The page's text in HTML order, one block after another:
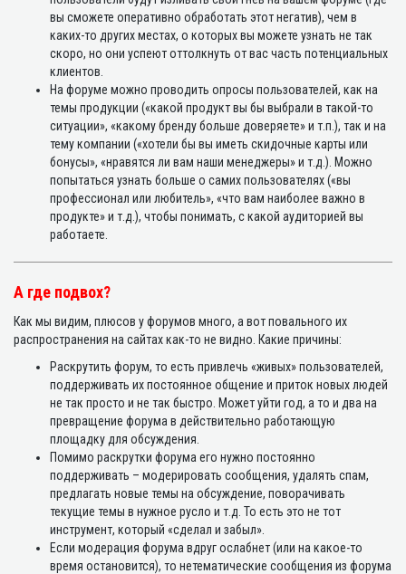
вы сможете оперативно обработать этот негатив), чем в
каких-то других местах, о которых вы можете узнать не так
скоро, но они успеют оттолкнуть от вас часть потенциальных
клиентов.
На форуме можно проводить опросы пользователей, как на
темы продукции («какой продукт вы бы выбрали в такой-то
ситуации», «какому бренду больше доверяете» и т.п.), так и на
тему компании («хотели бы вы иметь скидочные карты или
бонусы», «нравятся ли вам наши менеджеры» и т.д.). Можно
попытаться узнать больше о самих пользователях («вы
профессионал или любитель», «что вам наиболее важно в
продукте» и т.д.), чтобы понимать, с какой аудиторией вы
работаете.
А где подвох?
Как мы видим, плюсов у форумов много, а вот повального их
распространения на сайтах как-то не видно. Какие причины:
Раскрутить форум, то есть привлечь «живых» пользователей,
поддерживать их постоянное общение и приток новых людей
не так просто и не так быстро. Может уйти год, а то и два на
превращение форума в действительно работающую
площадку для обсуждения.
Помимо раскрутки форума его нужно постоянно
поддерживать – модерировать сообщения, удалять спам,
предлагать новые темы на обсуждение, поворачивать
текущие темы в нужное русло и т.д. То есть это не тот
инструмент, который «сделал и забыл».
Если модерация форума вдруг ослабнет (или на какое-то
время остановится), то нетематические сообщения из форума